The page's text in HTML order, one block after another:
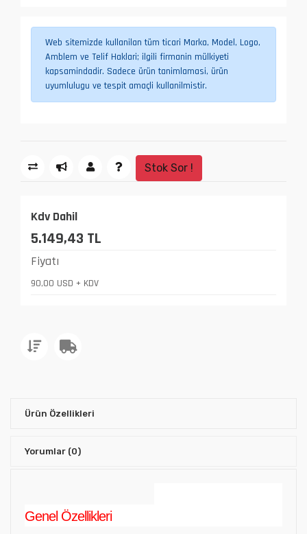
Web sitemizde kullanilan tüm ticari Marka, Model, Logo,
Amblem ve Telif Haklari; ilgili firmanin mülkiyeti
kapsamindadir. Sadece ürün tanimlamasi, ürün
uyumlulugu ve tespit amaçli kullanilmistir.
Stok Sor !
Kdv Dahil
5.149,43 TL
Fiyatı
90,00 USD + KDV
Ürün Özellikleri
Yorumlar (0)
Genel Özellikleri